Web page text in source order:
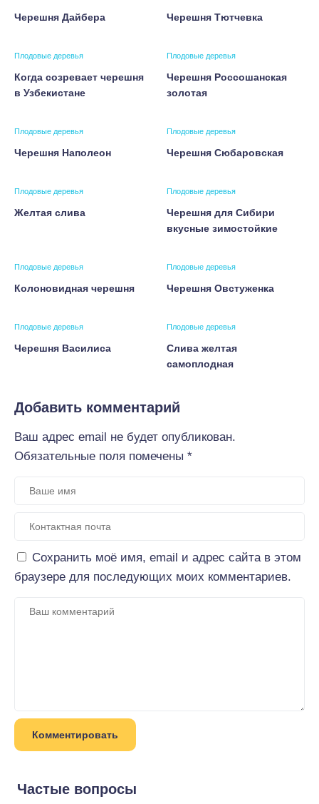
Черешня Дайбера Черешня Тютчевка
Плодовые деревья
Когда созревает черешня
в Узбекистане
Плодовые деревья
Черешня Россошанская
золотая
Плодовые деревья
Черешня Наполеон
Плодовые деревья
Черешня Сюбаровская
Плодовые деревья
Желтая слива
Плодовые деревья
Черешня для Cибири
вкусные зимостойкие
Плодовые деревья
Колоновидная черешня
Плодовые деревья
Черешня Овстуженка
Плодовые деревья
Черешня Василиса
Плодовые деревья
Слива желтая
самоплодная
Добавить комментарий
Ваш адрес email не будет опубликован.
Обязательные поля помечены *
Сохранить моё имя, email и адрес сайта в этом
браузере для последующих моих комментариев.
Частые вопросы